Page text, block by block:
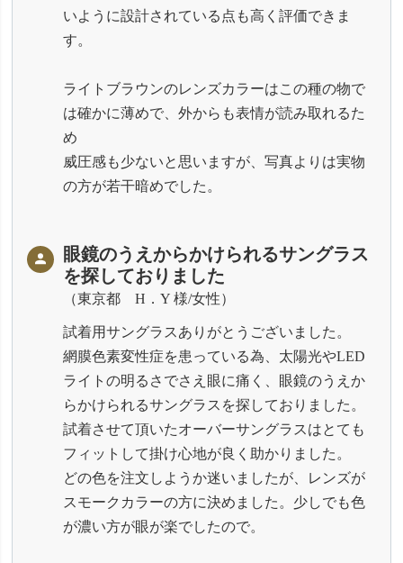
いように設計されている点も高く評価できま
す。
ライトブラウンのレンズカラーはこの種の物で
は確かに薄めで、外からも表情が読み取れるた
め
威圧感も少ないと思いますが、写真よりは実物
の方が若干暗めでした。
眼鏡のうえからかけられるサングラス
を探しておりました
東京都 H．Y 様/女性
試着用サングラスありがとうございました。
網膜色素変性症を患っている為、太陽光やLED
ライトの明るさでさえ眼に痛く、眼鏡のうえか
らかけられるサングラスを探しておりました。
試着させて頂いたオーバーサングラスはとても
フィットして掛け心地が良く助かりました。
どの色を注文しようか迷いましたが、レンズが
スモークカラーの方に決めました。少しでも色
が濃い方が眼が楽でしたので。